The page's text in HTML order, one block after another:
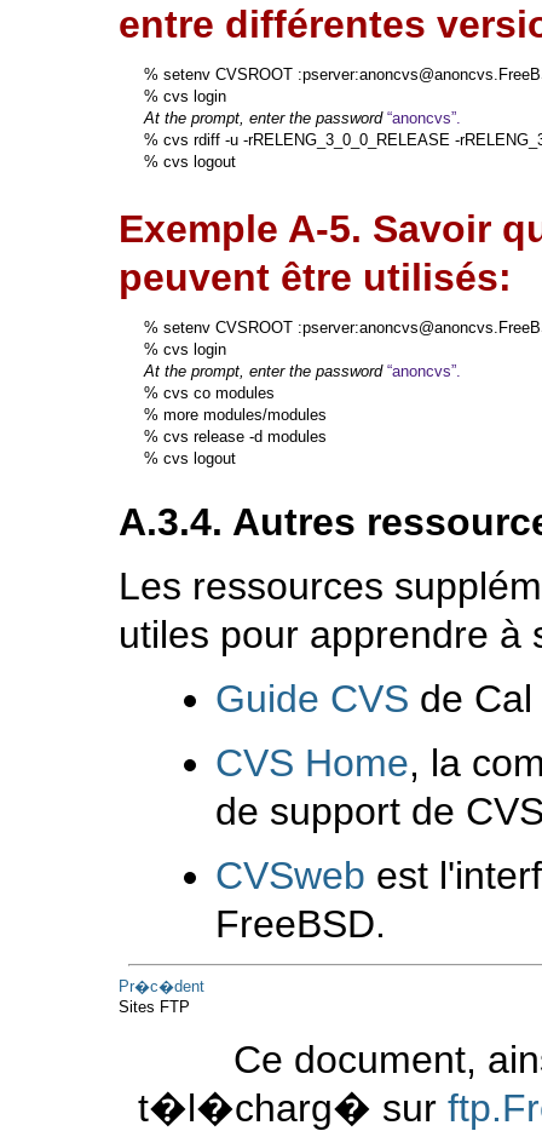
entre différentes
% setenv CVSROOT
% cvs login
At the prompt, enter the password
% cvs rdiff -u -rRELENG_3_0_0_RELEASE -
% cvs logout
Exemple A-5. Savoir
peuvent être utilisés:
% setenv CVSROOT
% cvs login
At the prompt, enter the password
% cvs co modules
% more modules/modules
% cvs release -d modules
% cvs logout
A.3.4. Autres
Les ressources
utiles pour apprendre à
Guide CVS de Cal
CVS Home, la
de support de
CVSweb est
FreeBSD.
Pr�c�dent
Sites FTP
Ce document,
t�l�charg� sur